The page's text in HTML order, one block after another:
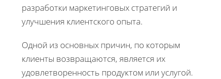
разработки маркетинговых стратегий и
улучшения клиентского опыта.
Одной из основных причин, по которым
клиенты возвращаются, является их
удовлетворенность продуктом или услугой.